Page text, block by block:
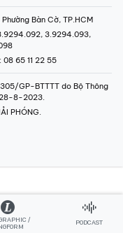
Bàn Cờ, TP.HCM
3.9294.093,
08 65 11 22 55
GP-BTTTT do Bộ Thông
28-8-2023.
PHÓNG.
/
PODCAST